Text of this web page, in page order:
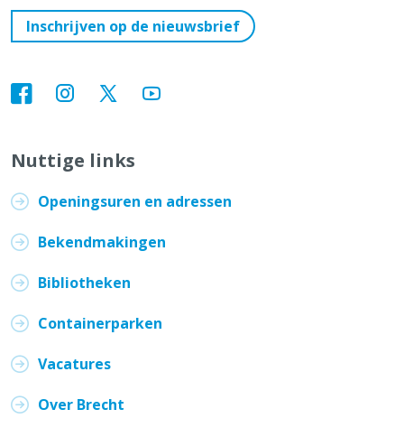
Inschrijven op de nieuwsbrief
Nuttige links
Openingsuren en adressen
Bekendmakingen
Bibliotheken
Containerparken
Vacatures
Over Brecht